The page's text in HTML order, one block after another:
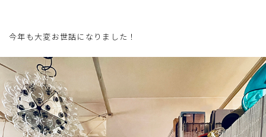
今年も大変お世話になりました！